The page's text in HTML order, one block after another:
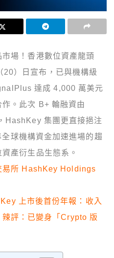
場！香港數位資產龍頭
）日宣布，已與機構級
達成 4,000 萬美元
。此次 B+ 輪融資由
HashKey 集團更直接挹注
球機構資金加速進場的趨
產衍生品生態系。
易所 HashKey Holdings
上市後首份年報：收入
評：已變身「Crypto 版